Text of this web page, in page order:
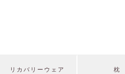
リカバリーウェア 枕